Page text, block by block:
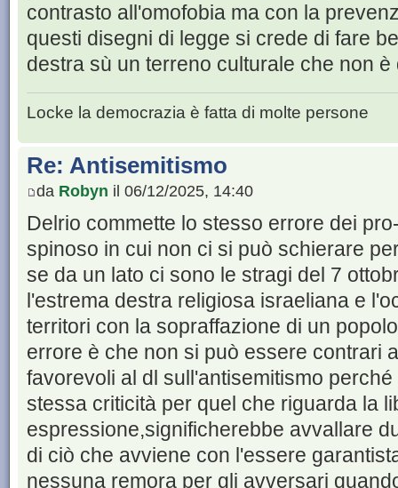
contrasto all'omofobia ma con la
questi disegni di legge si crede di fare
destra sù un terreno culturale che non è
Locke la democrazia è fatta di molte persone
Re: Antisemitismo
da Robyn il 06/12/2025, 14:40
Delrio commette lo stesso errore dei
spinoso in cui non ci si può schierare
se da un lato ci sono le stragi del 7
l'estrema destra religiosa israeliana e
territori con la sopraffazione di un
errore è che non si può essere contrari
favorevoli al dl sull'antisemitismo
stessa criticità per quel che riguarda la
espressione,significherebbe avvallare
di ciò che avviene con l'essere
nessuna remora per gli avversari